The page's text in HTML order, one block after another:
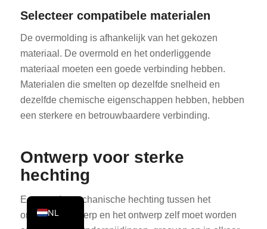
Selecteer compatibele materialen
De overmolding is afhankelijk van het gekozen
materiaal. De overmold en het onderliggende
materiaal moeten een goede verbinding hebben.
Materialen die smelten op dezelfde snelheid en
dezelfde chemische eigenschappen hebben, hebben
een sterkere en betrouwbaardere verbinding.
Ontwerp voor sterke
hechting
Een goede mechanische hechting tussen het
onderdeelontwerp en het ontwerp zelf moet worden
NL
IT
FR
RU
PL
TR
AR
ES
JA